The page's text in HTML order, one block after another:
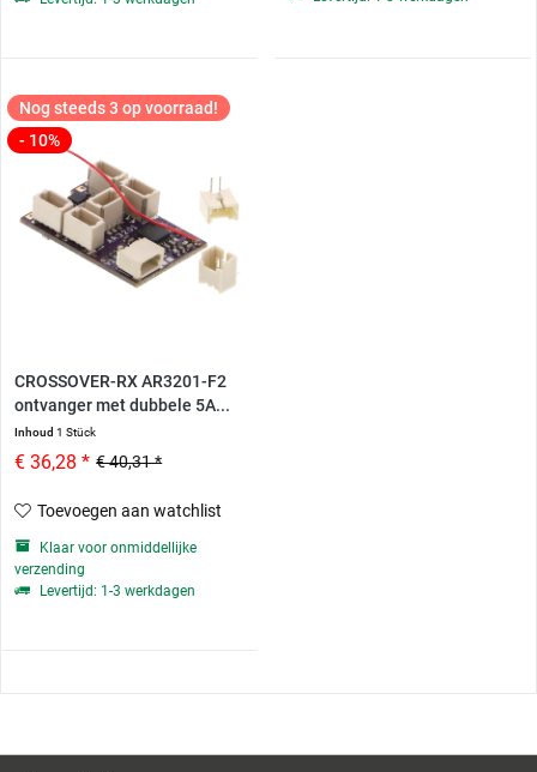
Nog steeds 3 op voorraad!
- 10%
CROSSOVER-RX AR3201-F2
ontvanger met dubbele 5A...
Inhoud1 Stück
€ 40,31 *
€ 36,28 *
Toevoegen aan watchlist
Klaar voor onmiddellijke
verzending
Levertijd: 1-3 werkdagen